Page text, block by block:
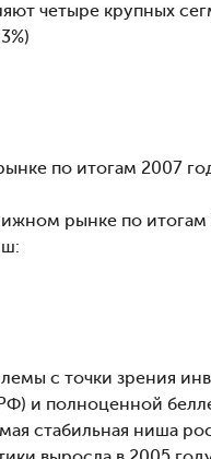
четыре крупных
по итогам 2007
рынке по итогам
с точки зрения
и полноценной
стабильная ниша